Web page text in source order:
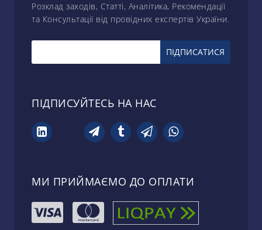
Розклад заходів, Статті, Аналітика, Рекомендації
та Консультації від провідних експертів України.
ПІДПИСУЙТЕСЬ НА НАС
МИ ПРИЙМАЄМО ДО ОПЛАТИ